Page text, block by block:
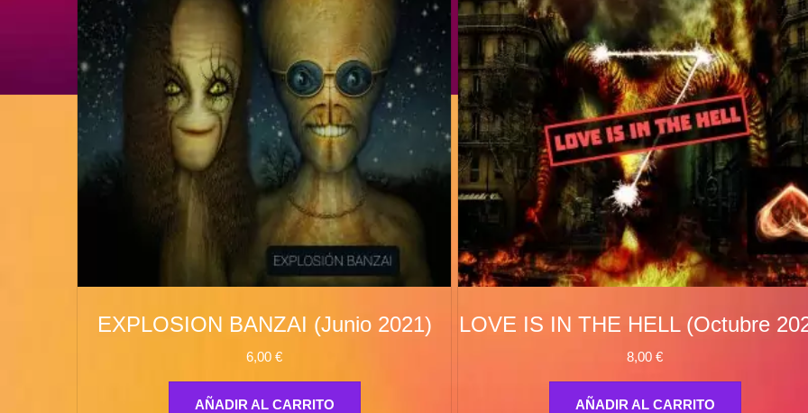
EXPLOSION BANZAI (Junio 2021)
6,00€
AÑADIR AL CARRITO
LOVE IS IN THE HELL (Octubre
8,00€
AÑADIR AL CARRITO